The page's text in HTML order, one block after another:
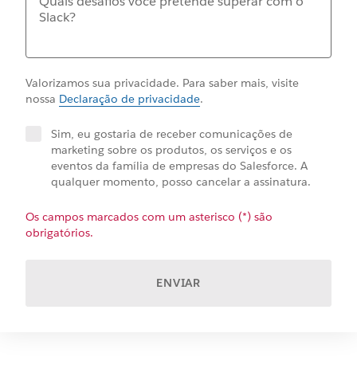
Valorizamos sua privacidade. Para saber mais, visite
nossa Declaração de privacidade.
Sim, eu gostaria de receber comunicações de
marketing sobre os produtos, os serviços e os
eventos da família de empresas do Salesforce. A
qualquer momento, posso cancelar a assinatura.
Os campos marcados com um asterisco (*) são
obrigatórios.
ENVIAR